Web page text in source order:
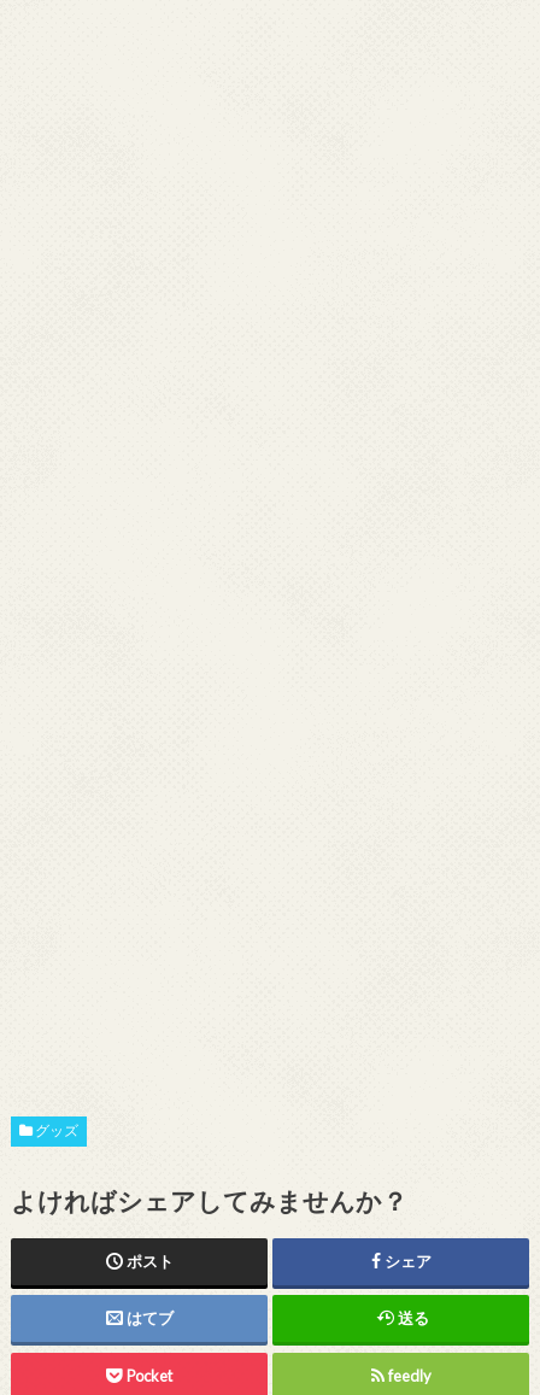
グッズ
よければシェアしてみませんか？
ポスト シェア
はてブ 送る
Pocket feedly